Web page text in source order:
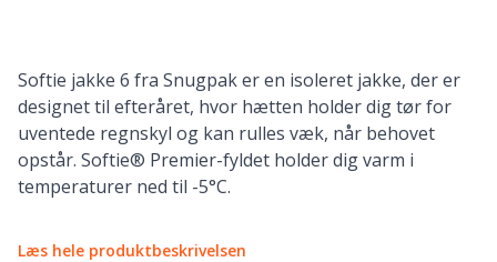
Softie jakke 6 fra Snugpak er en isoleret jakke, der er
designet til efteråret, hvor hætten holder dig tør for
uventede regnskyl og kan rulles væk, når behovet
opstår. Softie® Premier-fyldet holder dig varm i
temperaturer ned til -5°C.
Læs hele produktbeskrivelsen